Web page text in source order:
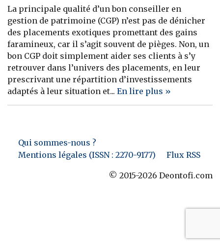
Immobilier
Banque
La principale qualité d’un bon conseiller en
gestion de patrimoine (CGP) n’est pas de dénicher
des placements exotiques promettant des gains
faramineux, car il s’agit souvent de pièges. Non, un
bon CGP doit simplement aider ses clients à s’y
retrouver dans l’univers des placements, en leur
prescrivant une répartition d’investissements
adaptés à leur situation et... En lire plus »
Qui sommes-nous ?
Mentions légales (ISSN : 2270-9177)
Flux RSS
© 2015-2026 Deontofi.com